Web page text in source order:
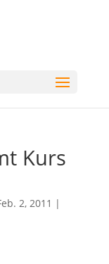
Kurs
2, 2011 |